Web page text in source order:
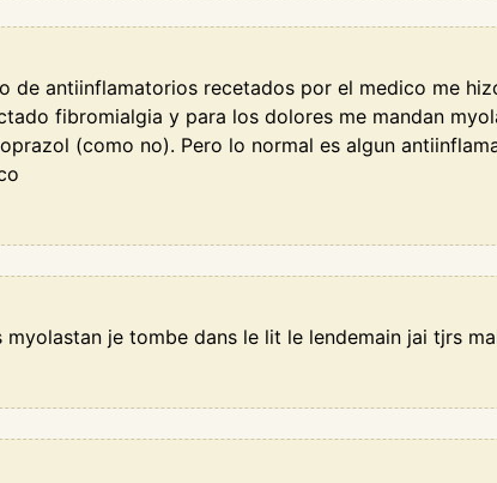
de antiinflamatorios recetados por el medico me
fibromialgia y para los dolores me mandan
(como no). Pero lo normal es algun
je tombe dans le lit le lendemain jai tjrs